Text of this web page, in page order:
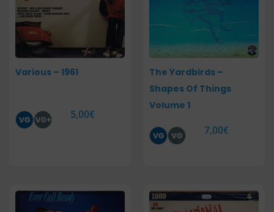
Various – 1961
5,00€
The Yardbirds –
Shapes Of Things
Volume 1
7,00€